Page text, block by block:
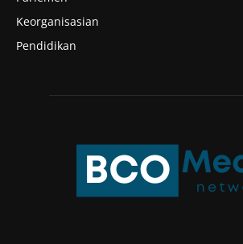
Keorganisasian
Pendidikan